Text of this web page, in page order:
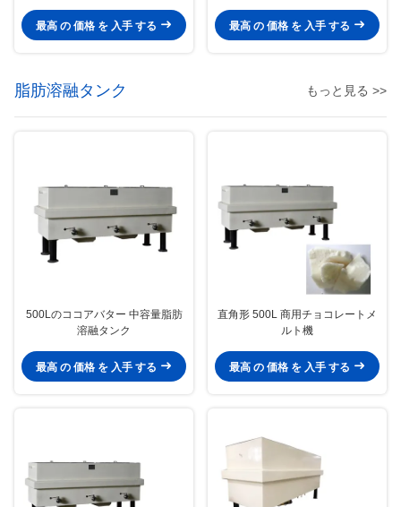
最高 の 価格 を 入手 する 最高 の 価格 を 入手 する
脂肪溶融タンク もっと見る >>
500Lのココアバター 中容量脂肪
溶融タンク
最高 の 価格 を 入手 する
直角形 500L 商用チョコレートメ
ルト機
最高 の 価格 を 入手 する